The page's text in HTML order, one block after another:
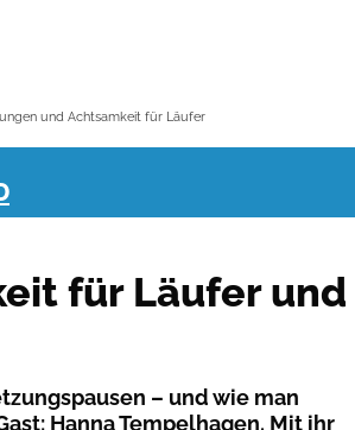
und Achtsamkeit für Läufer
für Läufer und
– und wie man
Hanna Tempelhagen. Mit ihr